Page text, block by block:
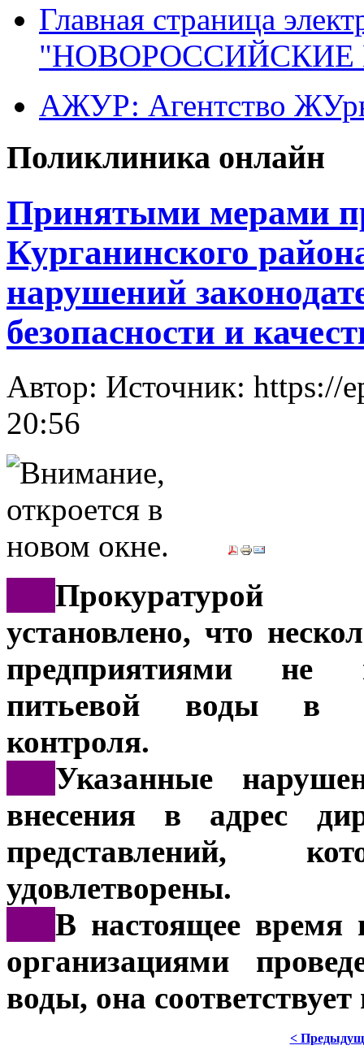
Главная страница
"НОВОРОССИЙСКИЕ
АЖУР: Агентство
Поликлиника онлайн
Принятыми мерами
Курганинского
нарушений
безопасности и
Автор: Источник: https://
20:56
Прокуратурой
установлено, что
предприятиями не
питьевой воды в
контроля.
Указанные
внесения в адрес
представлений,
удовлетворены.
В настоящее время
организациями
воды, она
<